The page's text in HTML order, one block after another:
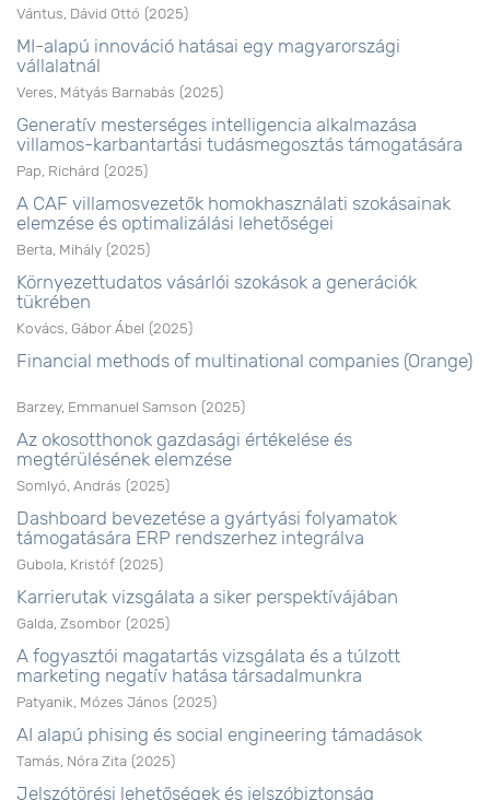
Vántus, Dávid Ottó (2025)
MI-alapú innováció hatásai egy magyarországi
vállalatnál
Veres, Mátyás Barnabás (2025)
Generatív mesterséges intelligencia alkalmazása
villamos-karbantartási tudásmegosztás támogatására
Pap, Richárd (2025)
A CAF villamosvezetők homokhasználati szokásainak
elemzése és optimalizálási lehetőségei
Berta, Mihály (2025)
Környezettudatos vásárlói szokások a generációk
tükrében
Kovács, Gábor Ábel (2025)
Financial methods of multinational companies (Orange)
Barzey, Emmanuel Samson (2025)
Az okosotthonok gazdasági értékelése és
megtérülésének elemzése
Somlyó, András (2025)
Dashboard bevezetése a gyártyási folyamatok
támogatására ERP rendszerhez integrálva
Gubola, Kristóf (2025)
Karrierutak vizsgálata a siker perspektívájában
Galda, Zsombor (2025)
A fogyasztói magatartás vizsgálata és a túlzott
marketing negatív hatása társadalmunkra
Patyanik, Mózes János (2025)
AI alapú phising és social engineering támadások
Tamás, Nóra Zita (2025)
Jelszótörési lehetőségek és jelszóbiztonság